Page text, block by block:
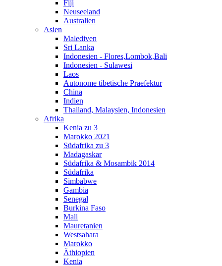
Fiji
Neuseeland
Australien
Asien
Malediven
Sri Lanka
Indonesien - Flores,Lombok,Bali
Indonesien - Sulawesi
Laos
Autonome tibetische Praefektur
China
Indien
Thailand, Malaysien, Indonesien
Afrika
Kenia zu 3
Marokko 2021
Südafrika zu 3
Madagaskar
Südafrika & Mosambik 2014
Südafrika
Simbabwe
Gambia
Senegal
Burkina Faso
Mali
Mauretanien
Westsahara
Marokko
Äthiopien
Kenia